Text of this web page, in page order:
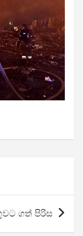
ගත් පිරිස